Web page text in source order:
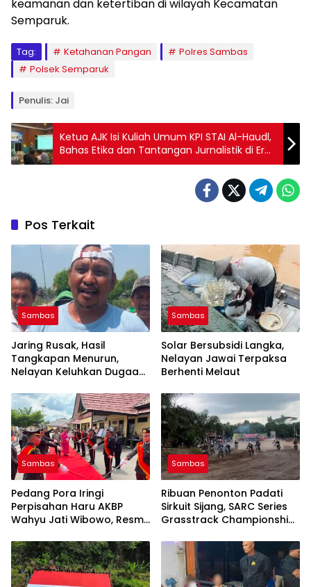
keamanan dan ketertiban di wilayah Kecamatan
Semparuk.
Tag: Ketahanan Pangan
Polres Sambas
Polsek Semparuk
Penulis: Jai
Ketua AJK Isi Kuliah Umum KPI STAI Al-Haudl,
Bahas Etika dan Tantangan Jurnalistik di Era
Digital
Pos Terkait
Sambas
Jaring Rusak, Hasil
Tangkapan Menurun,
Nelayan Keluhkan Dugaan
Dengan Pesisir Jawai
Sambas
Solar Bersubsidi Langka,
Nelayan Jawai Terpaksa
Berhenti Melaut
Sambas
Pedang Pora Iringi
Perpisahan Haru AKBP
Wahyu Jati Wibowo, Resmi
Komando Polres Sambas
Sambas
Ribuan Penonton Padati
Sirkuit Sijang, SARC Series
Grasstrack Championship
Seri III Digelar Desember